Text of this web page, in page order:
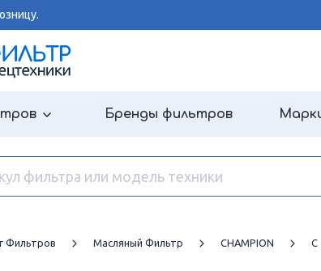
Бренды фильтров
Фильтров Масляный Фильтр CHAMPION C